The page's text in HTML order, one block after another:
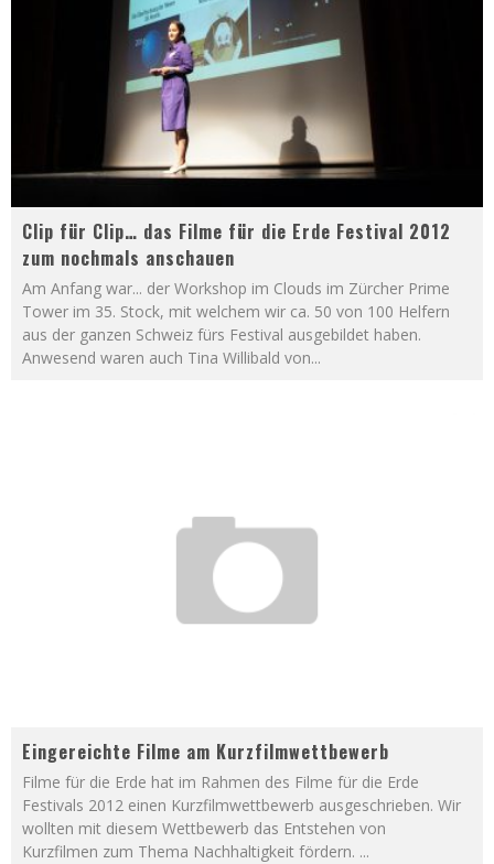
Clip für Clip… das Filme für die Erde Festival 2012
zum nochmals anschauen
Am Anfang war... der Workshop im Clouds im Zürcher Prime
Tower im 35. Stock, mit welchem wir ca. 50 von 100 Helfern
aus der ganzen Schweiz fürs Festival ausgebildet haben.
Anwesend waren auch Tina Willibald von...
Eingereichte Filme am Kurzfilmwettbewerb
Filme für die Erde hat im Rahmen des Filme für die Erde
Festivals 2012 einen Kurzfilmwettbewerb ausgeschrieben. Wir
wollten mit diesem Wettbewerb das Entstehen von
Kurzfilmen zum Thema Nachhaltigkeit fördern. ...